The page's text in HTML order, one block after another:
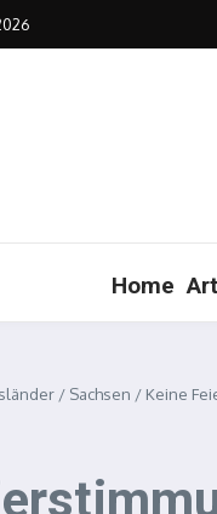
Home
/ Sachsen / Keine